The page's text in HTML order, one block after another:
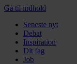
Gå til indhold
Seneste nyt
Debat
Inspiration
Dit fag
Job